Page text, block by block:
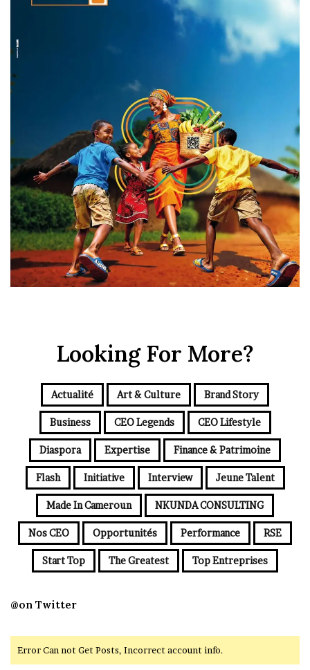
Looking For More?
Actualité Art & Culture Brand Story
Business CEO Legends CEO Lifestyle
Diaspora Expertise Finance & Patrimoine
Flash Initiative Interview Jeune Talent
Made In Cameroun NKUNDA CONSULTING
Nos CEO Opportunités Performance RSE
Start Top The Greatest Top Entreprises
@on Twitter
Error Can not Get Posts, Incorrect account info.